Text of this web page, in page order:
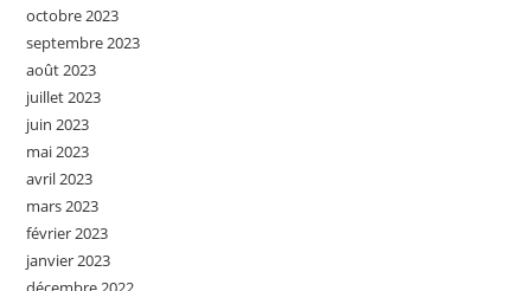
octobre 2023
septembre 2023
août 2023
juillet 2023
juin 2023
mai 2023
avril 2023
mars 2023
février 2023
janvier 2023